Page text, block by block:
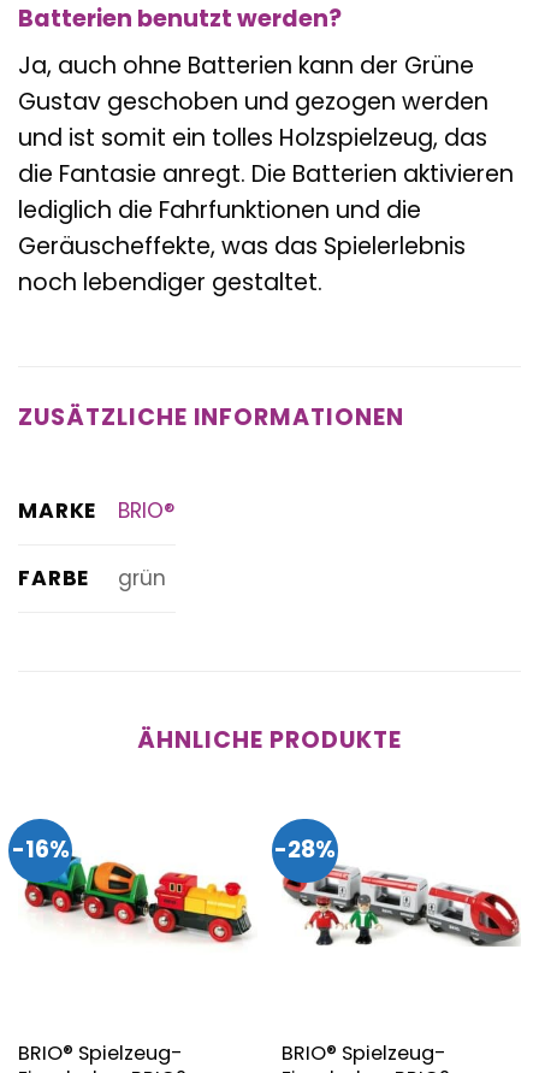
Batterien benutzt werden?
Ja, auch ohne Batterien kann der Grüne
Gustav geschoben und gezogen werden
und ist somit ein tolles Holzspielzeug, das
die Fantasie anregt. Die Batterien aktivieren
lediglich die Fahrfunktionen und die
Geräuscheffekte, was das Spielerlebnis
noch lebendiger gestaltet.
ZUSÄTZLICHE INFORMATIONEN
MARKE BRIO®
FARBE grün
ÄHNLICHE PRODUKTE
-16%
BRIO® Spielzeug-
-28%
BRIO® Spielzeug-